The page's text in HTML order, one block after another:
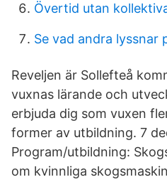
Övertid utan
Se vad andra lyssnar
Reveljen är Sollefteå
vuxnas lärande och
erbjuda dig som vuxen
former av utbildning. 7
Program/utbildning:
om kvinnliga